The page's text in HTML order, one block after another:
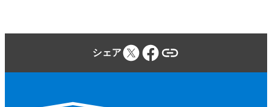
シェア